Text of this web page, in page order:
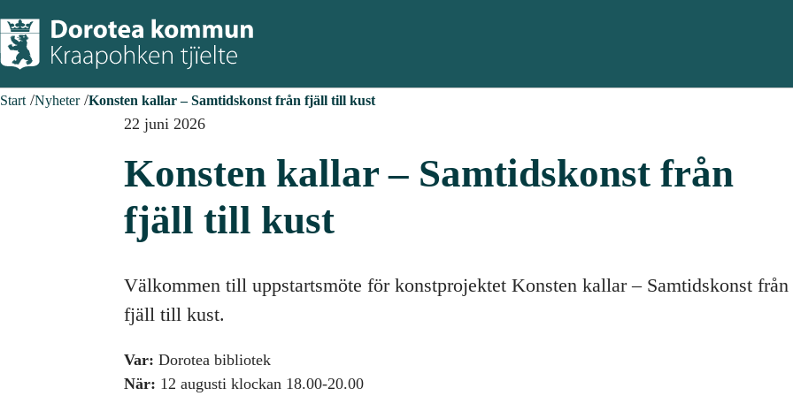
Start Nyheter Konsten kallar – Samtidskonst från fjäll till kust
22 juni 2026
Konsten kallar – Samtidskonst från
fjäll till kust
Välkommen till uppstartsmöte för konstprojektet Konsten kallar – Samtidskonst från
fjäll till kust.
Var: Dorotea bibliotek
När: 12 augusti klockan 18.00-20.00